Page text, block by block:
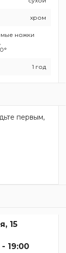
хром
ножки
1 год
первым,
15
19:00